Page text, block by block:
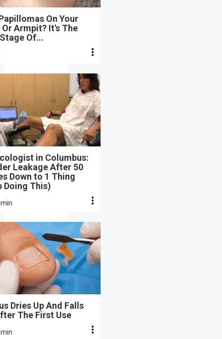
On Your
Armpit? It's The
Of...
in Columbus:
Leakage After 50
Down to 1 Thing
Doing This)
Dries Up And Falls
The First Use